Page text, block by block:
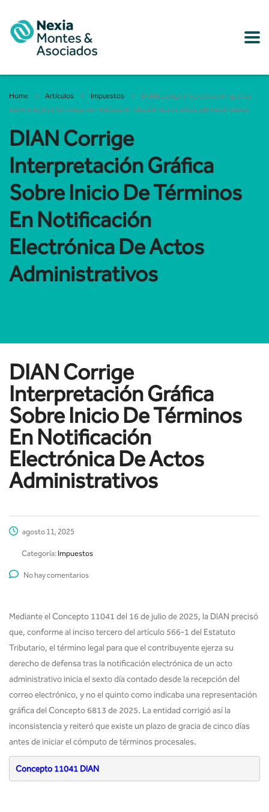
Home Artículos Impuestos
DIAN corrige interpretación gráfica
sobre inicio de términos en notificación electrónica de actos administrativos
DIAN Corrige
Interpretación Gráfica
Sobre Inicio De Términos
En Notificación
Electrónica De Actos
Administrativos
DIAN Corrige
Interpretación Gráfica
Sobre Inicio De Términos
En Notificación
Electrónica De Actos
Administrativos
agosto 11, 2025
Categoría: Impuestos
No hay comentarios
Mediante el Concepto 11041 del 16 de julio de 2025, la DIAN precisó
que, conforme al inciso tercero del artículo 566-1 del Estatuto
Tributario, el término legal para que el contribuyente ejerza su
derecho de defensa tras la notificación electrónica de un acto
administrativo inicia el sexto día contado desde la recepción del
correo electrónico, y no el quinto como indicaba una representación
gráfica del Concepto 6813 de 2025. La entidad corrigió así la
inconsistencia y reiteró que existe un plazo de gracia de cinco días
antes de iniciar el cómputo de términos procesales.
Concepto 11041 DIAN